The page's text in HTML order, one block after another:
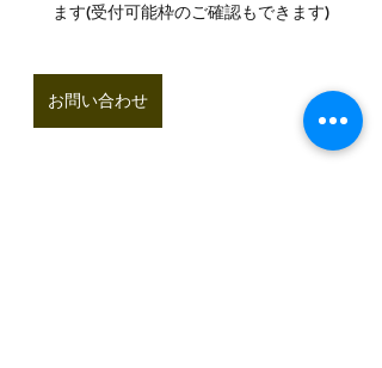
ます(受付可能枠のご確認もできます)
お問い合わせ